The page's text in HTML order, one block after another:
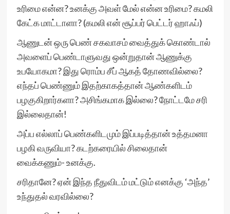
உரிமை என்ன? உனக்கு அவள் மேல் என்ன உரிமை? கமலி
கேட்க மாட்டாளா? (கமலி என் சூப்பர் பெட்டர் ஹாஃப்)
ஆணுடன் ஒரு பெண் சகவாசம் வைத்துக் கொண்டால்
அவளைப் பெண்டாளுவது ஒன்றுதான் ஆணுக்கு
உபயோகமா? இது ரொம்ப சீப் ஆகத் தோணவில்லை?
எந்தப் பெண்ணும் இதற்காகத்தான் ஆண்களிடம்
பழகுகிறார்களா? அசிங்கமாக இல்லை? நோட்டமே சரி
இல்லைதான்!
அப்ப எல்லாப் பெண்களிடமும் இப்படித்தான் உத்தமனா
பழகி வருவியா? கடற்கரையில் சிலைதான்
வைக்கணும்- உனக்கு.
சரிதானே? ஏன் இந்த நீதுவிடம் மட்டும் எனக்கு ‘அந்த’
உந்துதல் வரவில்லை?